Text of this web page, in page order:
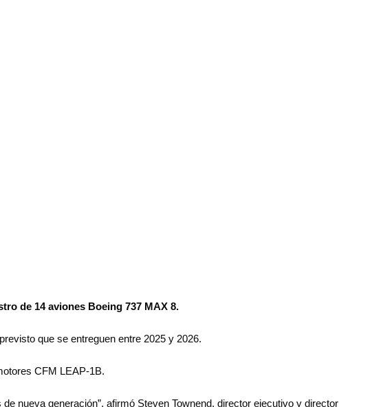
de 14 aviones Boeing 737 MAX 8.
que se entreguen entre 2025 y 2026.
CFM LEAP-1B.
nueva generación”, afirmó Steven Townend, director ejecutivo y director